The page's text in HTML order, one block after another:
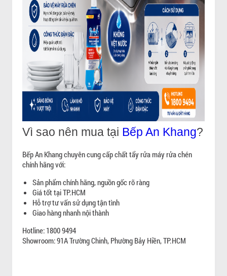
Vì sao nên mua tại Bếp An Khang?
Bếp An Khang chuyên cung cấp chất tẩy rửa máy rửa chén
chính hãng với:
Sản phẩm chính hãng, nguồn gốc rõ ràng
Giá tốt tại TP.HCM
Hỗ trợ tư vấn sử dụng tận tình
Giao hàng nhanh nội thành
Hotline: 1800 9494
Showroom: 91A Trường Chinh, Phường Bảy Hiền, TP.HCM